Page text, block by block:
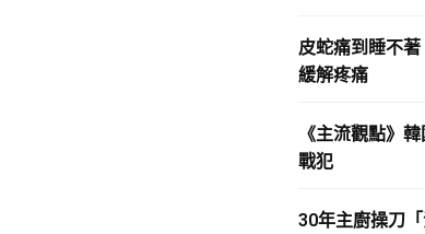
皮蛇痛到睡不
緩解疼痛
《主流觀點》
戰犯
30年主廚操刀